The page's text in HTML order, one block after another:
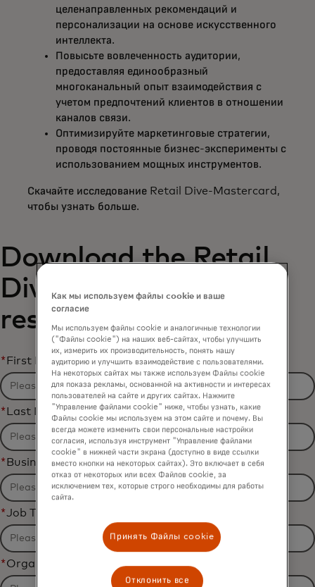
целенаправленных рекомендаций и
персонализации на основе искусственного
интеллекта.
Повысьте вовлеченность аудитории,
предоставляя единообразный
многоканальный опыт взаимодействия с
учетом предпочтений клиентов в отношении
каналов связи.
Оптимизируйте маркетинговые стратегии,
проводя постоянные бизнес-эксперименты с
использованием мощных инструментов.
Скачайте исследование Retail Dive-Mastercard,
чтобы узнать больше.
Download the Retail
Dive Mastercard
research report
* First Name
* Last Name
* Business Email Address
*Job Title
*Organization Name
Как мы используем файлы cookie и ваше
согласие
Мы используем файлы cookie и аналогичные технологии
("Файлы cookie") на наших веб-сайтах, чтобы улучшить
их, измерить их производительность, понять нашу
аудиторию и улучшить взаимодействие с пользователями.
На некоторых сайтах мы также используем Файлы cookie
для показа рекламы, основанной на активности и интересах
пользователей на сайте и других сайтах. Нажмите
"Управление файлами cookie" ниже, чтобы узнать, какие
Файлы cookie мы используем на этом сайте и почему. Вы
всегда можете изменить свои персональные настройки
согласия, используя инструмент "Управление файлами
cookie" в нижней части экрана (доступно в виде ссылки
вместо кнопки на некоторых сайтах). Это включает в себя
отказ от некоторых или всех Файлов cookie, за
исключением тех, которые строго необходимы для работы
сайта.
Принять Файлы cookie
Отклонить все